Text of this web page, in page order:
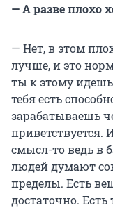
— А разве плохо
— Нет, в этом
лучше, и это
ты к этому
тебя есть
зарабатываешь
приветствуется.
смысл-то ведь в
людей думают
пределы. Есть
достаточно. Есть